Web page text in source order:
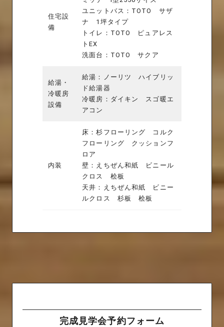
住宅設
備
ユニットバス：TOTO サザ
ナ 1坪タイプ
トイレ：TOTO ピュアレス
トEX
洗面台：TOTO サクア
給湯・
冷暖房
設備
給湯：ノーリツ ハイブリッ
ド給湯器
冷暖房：ダイキン スゴ暖エ
アコン
内装
床：杉フローリング コルク
フローリング クッションフ
ロア
壁：えちぜん和紙 ビニール
クロス 桧板
天井：えちぜん和紙 ビニー
ルクロス 杉板 桧板
完成見学会予約フォーム